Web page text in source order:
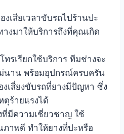
งเสียเวลาขับรถไปร้านปะ
างมาให้บริการถึงที่คุณเกิด
ทรเรียกใช้บริการ ทีมช่างจะ
ม่นาน พร้อมอุปกรณ์ครบครัน
เสี่ยงขับรถที่ยางมีปัญหา ซึ่ง
ตุร้ายแรงได้
มีความเชี่ยวชาญ ใช้
าพดี ทำให้ยางที่ปะหรือ